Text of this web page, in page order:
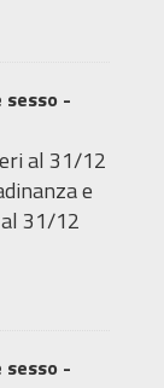
-
al 31/12
e
31/12
-